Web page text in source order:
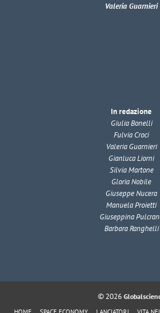
Valeria Guarnieri
In redazione
Giulia Bonelli
Fulvia Croci
Valeria Guarnieri
Gianluca Liorni
Silvia Martone
Gloria Nobile
Giuseppe Nucera
Manuela Proietti
Giuseppina
Barbara Ranghelli
© 2026